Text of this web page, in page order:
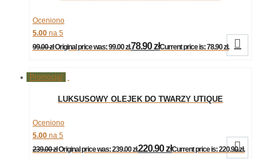
Oceniono
5.00 na 5
99.00złOriginal price was: 99.00 zł.78.90złCurrent price is: 78.90 zł. 
Promocja!
LUKSUSOWY OLEJEK DO TWARZY UTIQUE
Oceniono
5.00 na 5
239.00zł Original price was: 239.00 zł.220.90złCurrent price is: 220.90 zł.
